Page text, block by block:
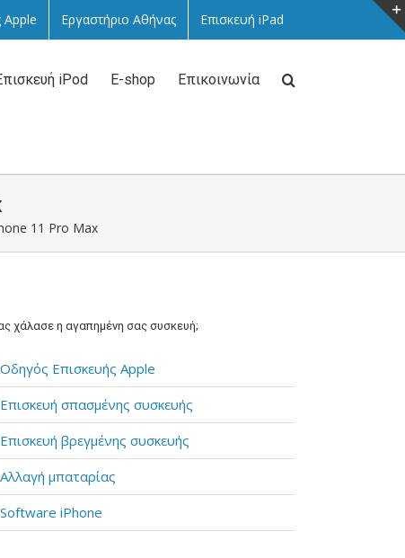
Apple Εργαστήριο Αθήνας Επισκευή iPad
iPod E-shop Επικοινωνία
11 Pro Max
χάλασε η αγαπημένη σας συσκευή;
Οδηγός Επισκευής Apple
Επισκευή σπασμένης συσκευής
Επισκευή βρεγμένης συσκευής
Αλλαγή μπαταρίας
Software iPhone